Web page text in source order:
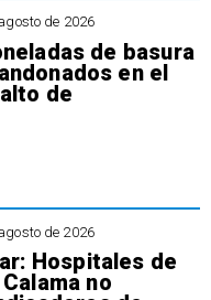
de 2026
de basura
en el
de
de 2026
Hospitales de
no